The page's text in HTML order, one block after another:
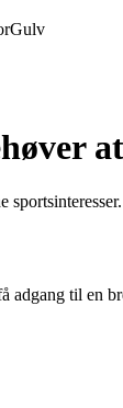
Gulv
adgang til en